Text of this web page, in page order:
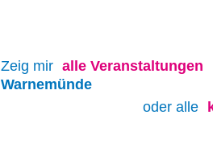
Zeig mir alle Veranstaltungen
Warnemünde
oder alle